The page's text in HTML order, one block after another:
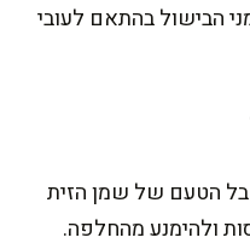
הבישול בהתאם לעובי
הטעם של שמן הזית
ולהימנע מהחלפה.